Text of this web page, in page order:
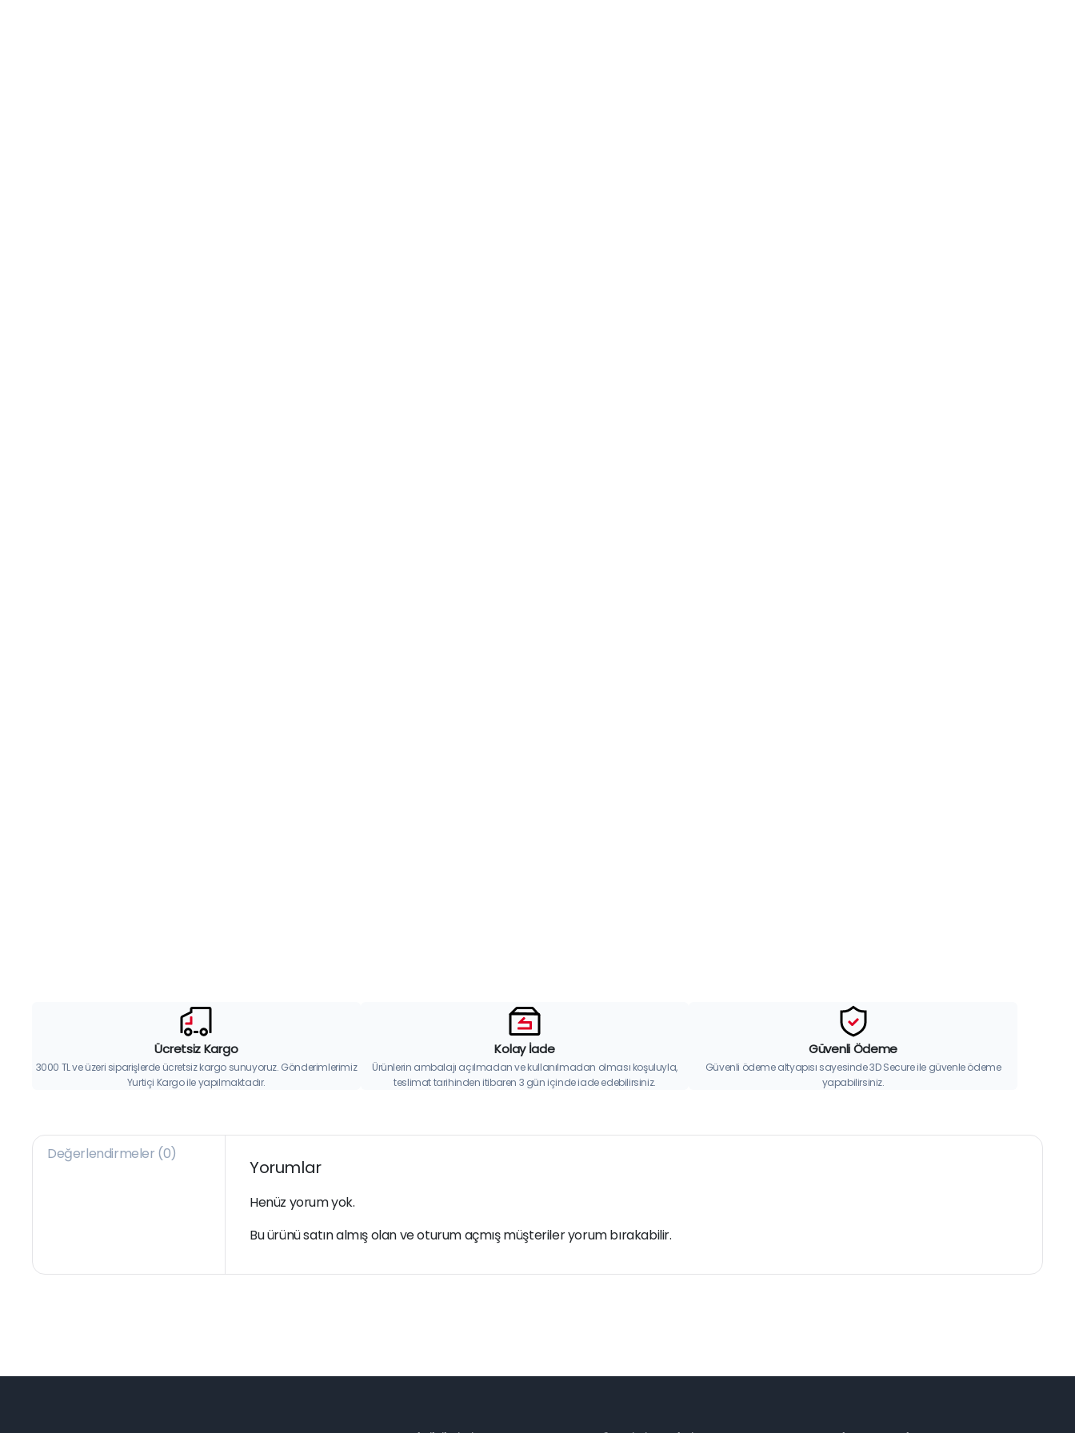
Ücretsiz Kargo
3000 TL ve üzeri siparişlerde ücretsiz kargo sunuyoruz. Gönderimlerimiz
Yurtiçi Kargo ile yapılmaktadır.
Kolay İade
Ürünlerin ambalajı açılmadan ve kullanılmadan olması koşuluyla,
teslimat tarihinden itibaren 3 gün içinde iade edebilirsiniz.
Güvenli Ödeme
Güvenli ödeme altyapısı sayesinde 3D Secure ile güvenle ödeme
yapabilirsiniz.
Değerlendirmeler (0)
Yorumlar
Henüz yorum yok.
Bu ürünü satın almış olan ve oturum açmış müşteriler yorum bırakabilir.